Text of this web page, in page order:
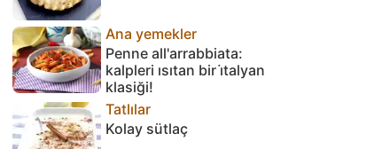
Ana yemekler
Penne all'arrabbiata:
kalpleri ısıtan bir i̇talyan
klasiği!
Tatlılar
Kolay sütlaç